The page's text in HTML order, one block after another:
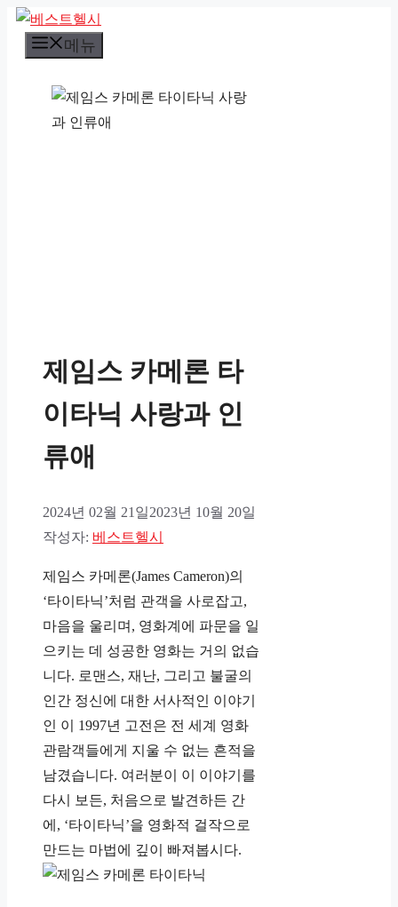
컨
메뉴
제임스 카메론 타
이타닉 사랑과 인
류애
2024년 02월 21일2023년 10월 20일
작성자: 베스트헬시
제임스 카메론(James Cameron)의
‘타이타닉’처럼 관객을 사로잡고,
마음을 울리며, 영화계에 파문을 일
으키는 데 성공한 영화는 거의 없습
니다. 로맨스, 재난, 그리고 불굴의
인간 정신에 대한 서사적인 이야기
인 이 1997년 고전은 전 세계 영화
관람객들에게 지울 수 없는 흔적을
남겼습니다. 여러분이 이 이야기를
다시 보든, 처음으로 발견하든 간
에, ‘타이타닉’을 영화적 걸작으로
만드는 마법에 깊이 빠져봅시다.